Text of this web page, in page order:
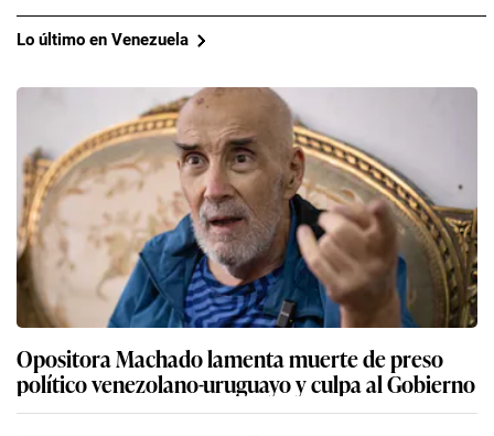
Lo último en Venezuela
Opositora Machado lamenta muerte de preso
político venezolano-uruguayo y culpa al Gobierno